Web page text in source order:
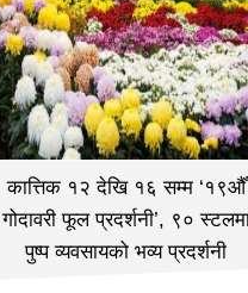
कात्तिक १२ देखि १६ सम्म ‘१९औँ
गोदावरी फूल प्रदर्शनी’, ९०
पुष्प व्यवसायको भव्य प्रदर्शनी